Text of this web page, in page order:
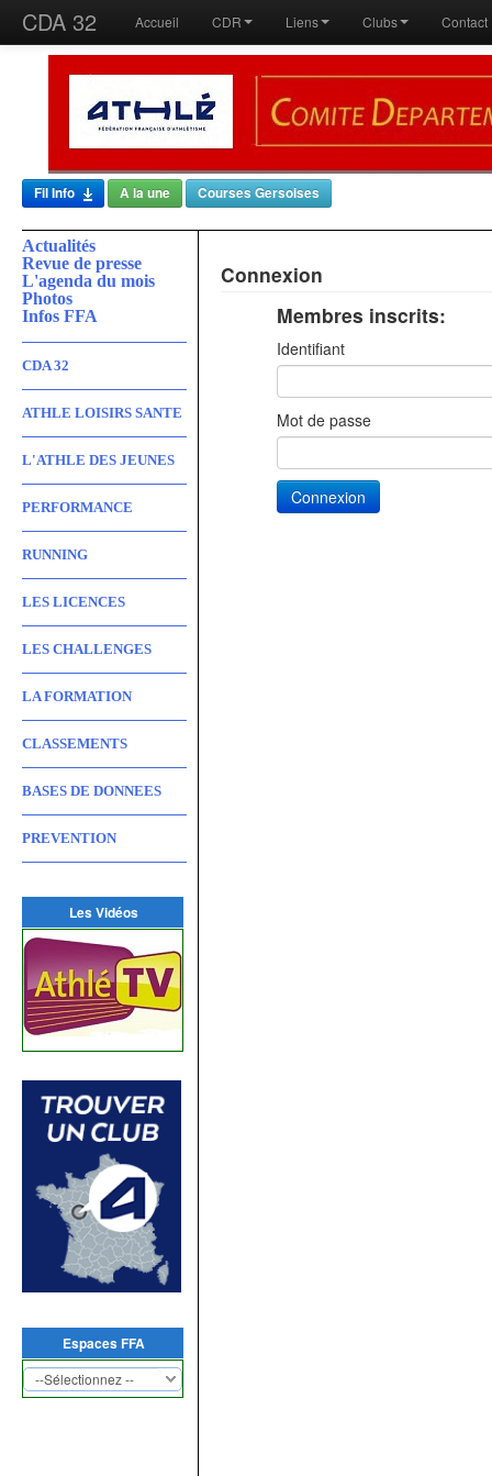
Fil Info A la une Courses Gersoises
CDA 32 Accueil CDR Liens Clubs Contact
Actualités
Revue de presse
L'agenda du mois
Photos
Infos FFA
CDA 32
ATHLE LOISIRS SANTE
L'ATHLE DES JEUNES
PERFORMANCE
RUNNING
LES LICENCES
LES CHALLENGES
LA FORMATION
CLASSEMENTS
BASES DE DONNEES
PREVENTION
Les Vidéos
Espaces FFA
Connexion
Membres inscrits:
Identifiant
Mot de passe
Connexion